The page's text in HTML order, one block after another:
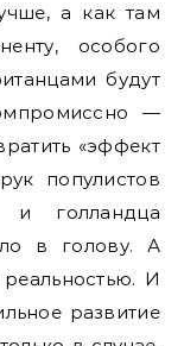
а как там
особого
будут
—
«эффект
популистов
голландца
в голову. А
И
развитие